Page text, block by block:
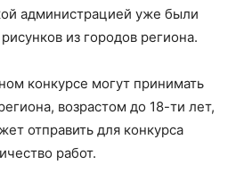
администрацией уже были
из городов региона.
конкурсе могут принимать
возрастом до 18-ти лет,
отправить для конкурса
работ.